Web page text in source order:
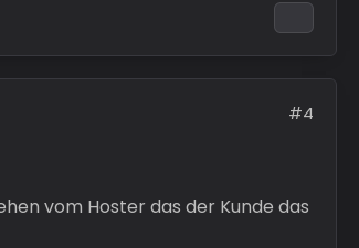
#4
vom Hoster das der Kunde das